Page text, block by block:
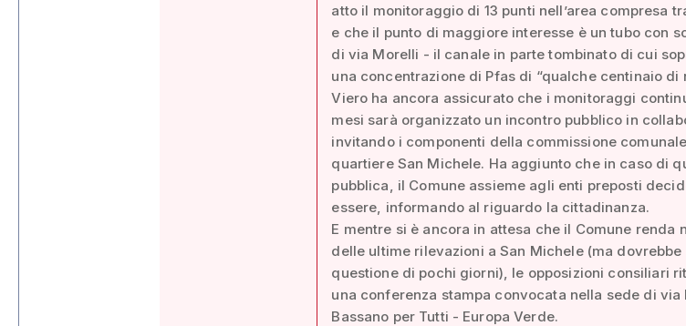
atto il monitoraggio di 13 punti nell’area compresa
e che il punto di maggiore interesse è un tubo con
di via Morelli - il canale in parte tombinato di cui
una concentrazione di Pfas di “qualche centinaio di
Viero ha ancora assicurato che i monitoraggi
mesi sarà organizzato un incontro pubblico in
invitando i componenti della commissione
quartiere San Michele. Ha aggiunto che in caso di
pubblica, il Comune assieme agli enti preposti
essere, informando al riguardo la cittadinanza.
E mentre si è ancora in attesa che il Comune renda
delle ultime rilevazioni a San Michele (ma
questione di pochi giorni), le opposizioni consiliari
una conferenza stampa convocata nella sede di
Bassano per Tutti - Europa Verde.